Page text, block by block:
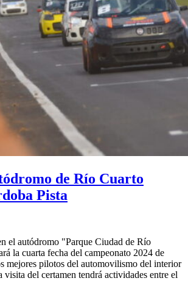
de Río Cuarto
Pista
el autódromo "Parque Ciudad de Río
la cuarta fecha del campeonato 2024 de
mejores pilotos del automovilismo del interior
visita del certamen tendrá actividades entre el